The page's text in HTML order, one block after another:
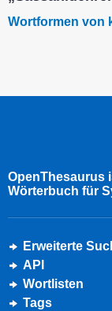
Wortformen von
OpenThesaurus
Wörterbuch für
Erweiterte
API
Wortlisten
Tags